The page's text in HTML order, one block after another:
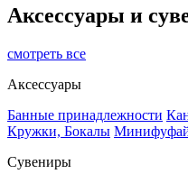
Аксессуары и
смотреть все
Аксессуары
Банные принадлежности
Кружки, Бокалы
Сувениры